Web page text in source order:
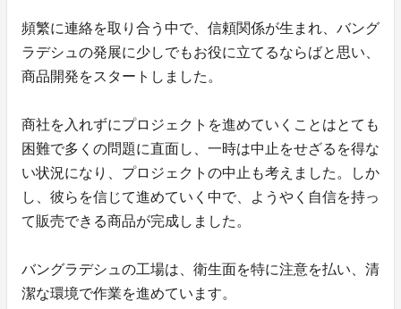
頻繁に連絡を取り合う中で、信頼関係が生まれ、バング
ラデシュの発展に少しでもお役に立てるならばと思い、
商品開発をスタートしました。
商社を入れずにプロジェクトを進めていくことはとても
困難で多くの問題に直面し、一時は中止をせざるを得な
い状況になり、プロジェクトの中止も考えました。しか
し、彼らを信じて進めていく中で、ようやく自信を持っ
て販売できる商品が完成しました。
バングラデシュの工場は、衛生面を特に注意を払い、清
潔な環境で作業を進めています。